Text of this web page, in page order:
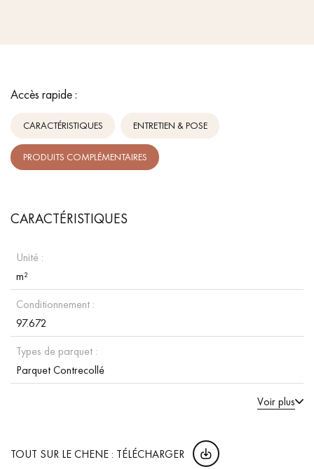
Accès rapide :
CARACTÉRISTIQUES ENTRETIEN & POSE
PRODUITS COMPLÉMENTAIRES
CARACTÉRISTIQUES
Unité :
m²
Conditionnement :
97.672
Types de parquet :
Parquet Contrecollé
Voir plus
TOUT SUR LE CHENE : TÉLÉCHARGER